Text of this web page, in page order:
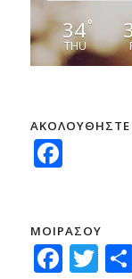
34°
THU
ΜΟΙΡΑΣΟΥ